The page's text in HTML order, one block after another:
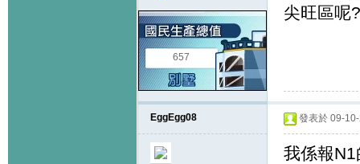
657
尖旺區呢
EggEgg08 發表於 09-
我係報